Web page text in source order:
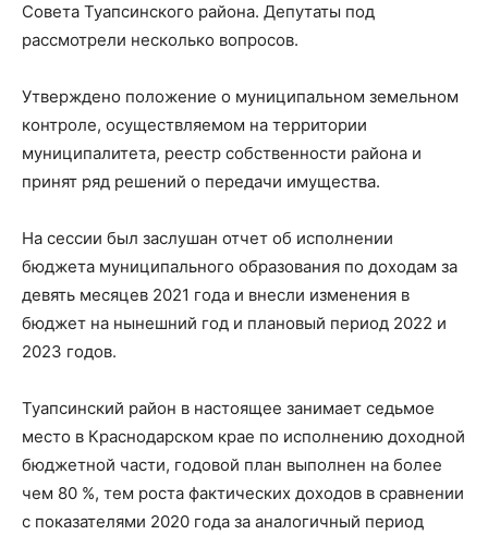
Совета Туапсинского района. Депутаты под
рассмотрели несколько вопросов.
Утверждено положение о муниципальном земельном
контроле, осуществляемом на территории
муниципалитета, реестр собственности района и
принят ряд решений о передачи имущества.
На сессии был заслушан отчет об исполнении
бюджета муниципального образования по доходам за
девять месяцев 2021 года и внесли изменения в
бюджет на нынешний год и плановый период 2022 и
2023 годов.
Туапсинский район в настоящее занимает седьмое
место в Краснодарском крае по исполнению доходной
бюджетной части, годовой план выполнен на более
чем 80 %, тем роста фактических доходов в сравнении
с показателями 2020 года за аналогичный период